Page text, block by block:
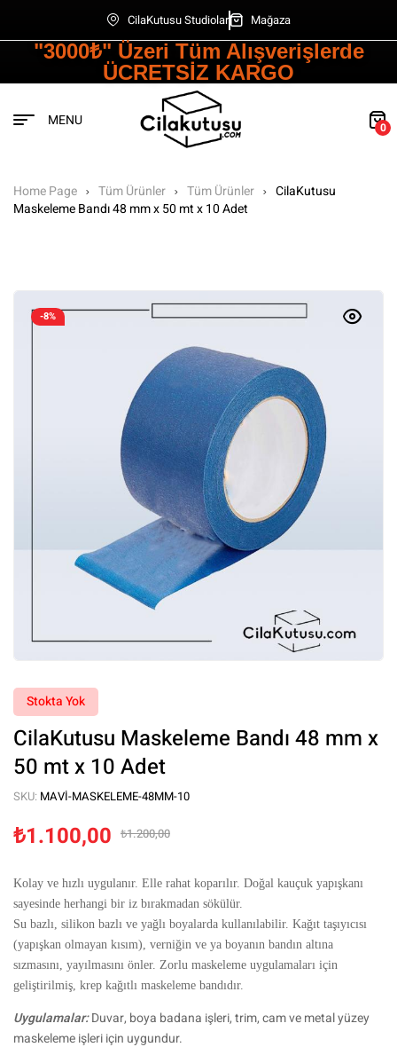
CilaKutusu Studiolar Mağaza
"3000₺" Üzeri Tüm Alışverişlerde
ÜCRETSİZ KARGO
MENU 0
Home Page Tüm Ürünler Tüm Ürünler
CilaKutusu
Maskeleme Bandı 48 mm x 50 mt x 10 Adet
-8%
Stokta Yok
CilaKutusu Maskeleme Bandı 48 mm x
50 mt x 10 Adet
SKU: MAVI-MASKELEME-48MM-10
₺1.200,00
₺1.100,00
Kolay ve hızlı uygulanır. Elle rahat koparılır. Doğal kauçuk yapışkanı
sayesinde herhangi bir iz bırakmadan sökülür.
Su bazlı, silikon bazlı ve yağlı boyalarda kullanılabilir. Kağıt taşıyıcısı
(yapışkan olmayan kısım), verniğin ve ya boyanın bandın altına
sızmasını, yayılmasını önler. Zorlu maskeleme uygulamaları için
geliştirilmiş, krep kağıtlı maskeleme bandıdır.
Uygulamalar:Duvar, boya badana işleri, trim, cam ve metal yüzey
maskeleme işleri için uygundur.